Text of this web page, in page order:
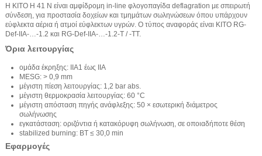
Η KITO H 41 N είναι αμφίδρομη in-line φλογοπαγίδα deflagration με σπειρωτή
σύνδεση, για προστασία δοχείων και τμημάτων σωληνώσεων όπου υπάρχουν
εύφλεκτα αέρια ή ατμοί εύφλεκτων υγρών. Ο τύπος αναφοράς είναι KITO RG-
Def-IIA-…-1.2 και RG-Def-IIA-…-1.2-T / -TT.
Όρια λειτουργίας
ομάδα έκρηξης: IIA1 έως IIA
MESG: > 0,9 mm
μέγιστη πίεση λειτουργίας: 1,2 bar abs.
μέγιστη θερμοκρασία λειτουργίας: 60 °C
μέγιστη απόσταση πηγής ανάφλεξης: 50 × εσωτερική διάμετρος
σωλήνωσης
εγκατάσταση: οριζόντια ή κατακόρυφη σωλήνωση, σε οποιαδήποτε θέση
stabilized burning: BT ≤ 30,0 min
Εφαρμογές